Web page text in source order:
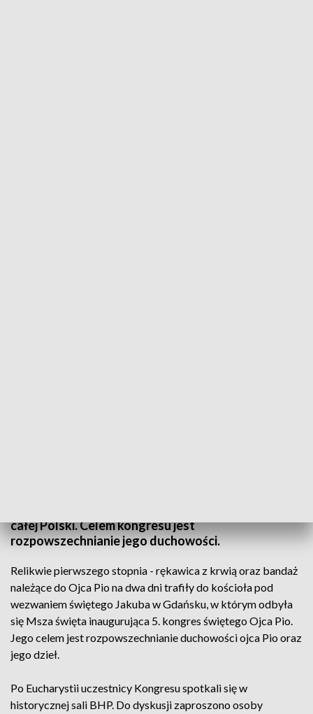
całej Polski. Celem kongresu jest
rozpowszechnianie jego duchowości.
Relikwie pierwszego stopnia - rękawica z krwią oraz bandaż
należące do Ojca Pio na dwa dni trafiły do kościoła pod
wezwaniem świętego Jakuba w Gdańsku, w którym odbyła
się Msza święta inaugurująca 5. kongres świętego Ojca Pio.
Jego celem jest rozpowszechnianie duchowości ojca Pio oraz
jego dzieł.
Po Eucharystii uczestnicy Kongresu spotkali się w
historycznej sali BHP. Do dyskusji zaproszono osoby